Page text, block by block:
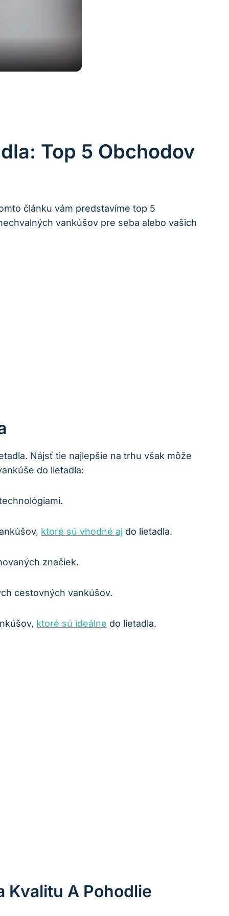
Top 5 Obchodov
článku vám predstavíme top 5
vankúšov pre seba alebo vašich
Nájsť tie najlepšie na trhu však môže
do lietadla:
ktoré sú vhodné aj do lietadla.
značiek.
cestovných vankúšov.
ktoré sú ideálne do lietadla.
Kvalitu A Pohodlie